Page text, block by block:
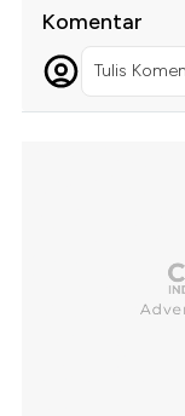
Komentar
Tulis